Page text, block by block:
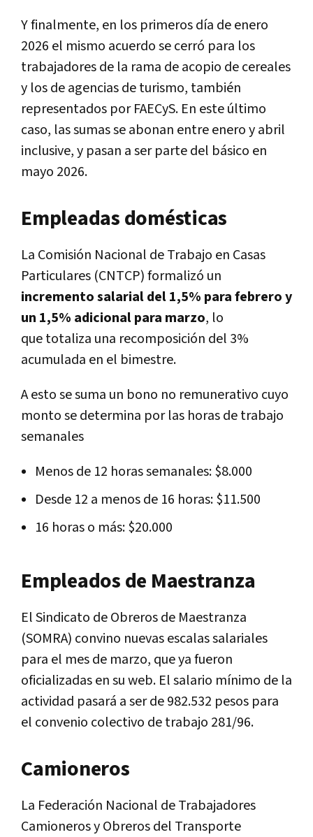
Y finalmente, en los primeros día de enero
2026 el mismo acuerdo se cerró para los
trabajadores de la rama de acopio de cereales
y los de agencias de turismo, también
representados por FAECyS. En este último
caso, las sumas se abonan entre enero y abril
inclusive, y pasan a ser parte del básico en
mayo 2026.
Empleadas domésticas
La Comisión Nacional de Trabajo en Casas
Particulares (CNTCP) formalizó un
incremento salarial del 1,5% para febrero y
un 1,5% adicional para marzo, lo
que totaliza una recomposición del 3%
acumulada en el bimestre.
A esto se suma un bono no remunerativo cuyo
monto se determina por las horas de trabajo
semanales
Menos de 12 horas semanales: $8.000
Desde 12 a menos de 16 horas: $11.500
16 horas o más: $20.000
Empleados de Maestranza
El Sindicato de Obreros de Maestranza
(SOMRA) convino nuevas escalas salariales
para el mes de marzo, que ya fueron
oficializadas en su web. El salario mínimo de la
actividad pasará a ser de 982.532 pesos para
el convenio colectivo de trabajo 281/96.
Camioneros
La Federación Nacional de Trabajadores
Camioneros y Obreros del Transporte